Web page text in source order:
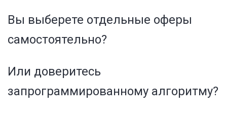
Вы выберете отдельные оферы
самостоятельно?
Или доверитесь
запрограммированному алгоритму?